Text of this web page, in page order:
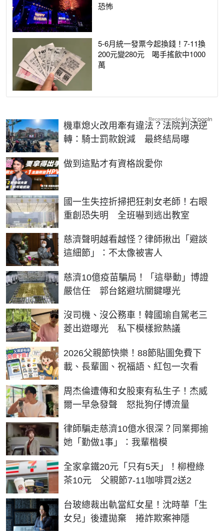
恐怖
5-6月統一發票今起換錢！7-11換
200元變280元 喝手搖飲中1000
萬
機車熄火改用牽有違法？法院判決逆
轉：騎士罰款銳減 最終結局曝
做到這點才有資格說愛你
PR
國一生失控折掃把狂刺女老師！右眼
重創恐失明 全班嚇到逃出教室
慈濟聲明越看越怪？律師揪出「避談
這細節」：不太像被害人
慈濟10億疫苗騙局！「這舉動」博證
嚴信任 郭台銘避坑關鍵曝光
沒司機、沒公務車！韓國瑜自駕老三
菱出遊曝光 私下模樣掀熱議
2026父親節快樂！88節貼圖免費下
載、長輩圖、祝福語、紅包一次看
周杰倫遭傳和女股東有私生子！杰威
爾一早急發聲 怒批狗仔博流量
律師騙走慈濟10億水很深？同業揶揄
她「勤做1事」：我輩楷模
全家拿鐵20元「只有5天」！柳橙綠
茶10元 父親節7-11咖啡買2送2
台玻總裁出軌當紅女星！沈時華「生
女兒」後遭拋棄 捲詐欺案神隱
Recommended by